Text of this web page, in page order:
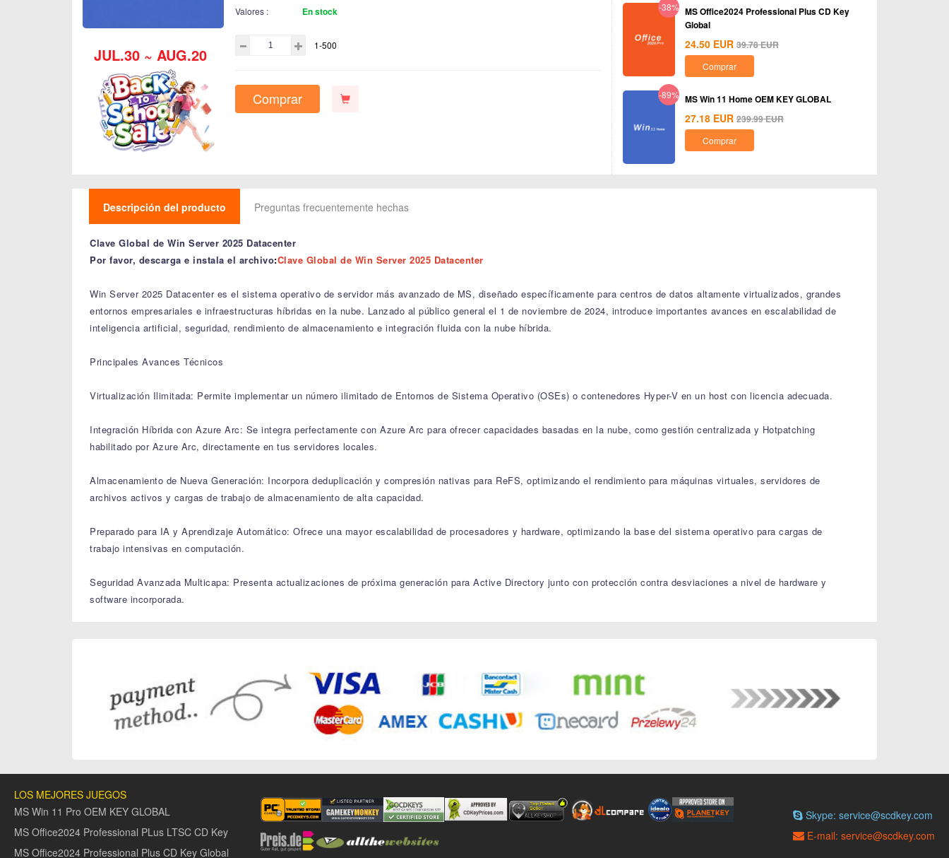
JUL.30 ~ AUG.20
Valores : En stock
1-500
Comprar
-38% MS Office2024 Professional Plus CD Key
Global
24.50 EUR 39.78EUR
Comprar
-89% MS Win 11 Home OEM KEY GLOBAL
27.18 EUR 239.99EUR
Comprar
Descripción del producto Preguntas frecuentemente hechas
Clave Global de Win Server 2025 Datacenter
Por favor, descarga e instala el archivo:Clave Global de Win Server 2025 Datacenter
Win Server 2025 Datacenter es el sistema operativo de servidor más avanzado de MS, diseñado específicamente para centros de datos altamente virtualizados, grandes
entornos empresariales e infraestructuras híbridas en la nube. Lanzado al público general el 1 de noviembre de 2024, introduce importantes avances en escalabilidad de
inteligencia artificial, seguridad, rendimiento de almacenamiento e integración fluida con la nube híbrida.
Principales Avances Técnicos
Virtualización Ilimitada: Permite implementar un número ilimitado de Entornos de Sistema Operativo (OSEs) o contenedores Hyper-V en un host con licencia adecuada.
Integración Híbrida con Azure Arc: Se integra perfectamente con Azure Arc para ofrecer capacidades basadas en la nube, como gestión centralizada y Hotpatching
habilitado por Azure Arc, directamente en tus servidores locales.
Almacenamiento de Nueva Generación: Incorpora deduplicación y compresión nativas para ReFS, optimizando el rendimiento para máquinas virtuales, servidores de
archivos activos y cargas de trabajo de almacenamiento de alta capacidad.
Preparado para IA y Aprendizaje Automático: Ofrece una mayor escalabilidad de procesadores y hardware, optimizando la base del sistema operativo para cargas de
trabajo intensivas en computación.
Seguridad Avanzada Multicapa: Presenta actualizaciones de próxima generación para Active Directory junto con protección contra desviaciones a nivel de hardware y
software incorporada.
LOS MEJORES JUEGOS
MS Win 11 Pro OEM KEY GLOBAL
MS Office2024 Professional PLus LTSC CD Key
MS Office2024 Professional Plus CD Key Global
Skype: service@scdkey.com
E-mail: service@scdkey.com